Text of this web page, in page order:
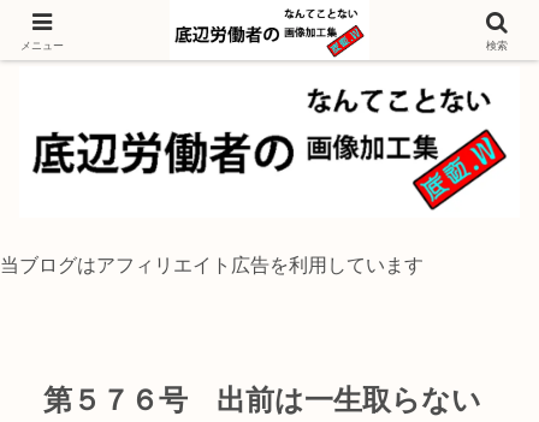
独身底辺おじさんが風景写真をイラスト風に加工するブログ
当ブログはアフィリエイト広告を利用しています
第５７６号 出前は一生取らない
メニュー 検索